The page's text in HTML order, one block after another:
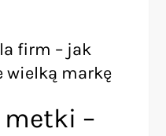
firm – jak
wielką markę
metki –